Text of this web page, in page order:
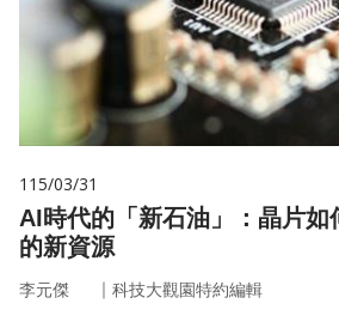
115/03/31
AI時代的「新石油」：晶片如
的新資源
李元傑 ｜ 科技大觀園特約編輯